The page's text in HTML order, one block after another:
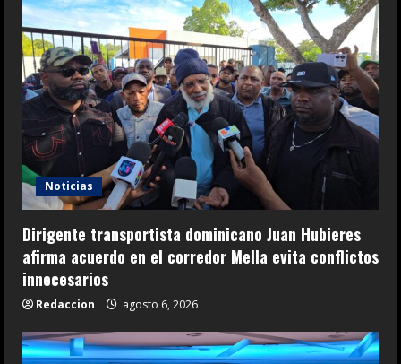
Noticias
Dirigente transportista dominicano Juan Hubieres
afirma acuerdo en el corredor Mella evita conflictos
innecesarios
Redaccion agosto 6, 2026